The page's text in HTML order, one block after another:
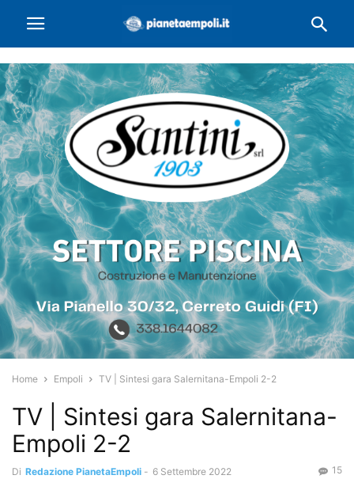
Home Empoli TV | Sintesi gara Salernitana-Empoli 2-2
TV | Sintesi gara Salernitana-
Empoli 2-2
Di Redazione PianetaEmpoli - 6 Settembre 2022 15